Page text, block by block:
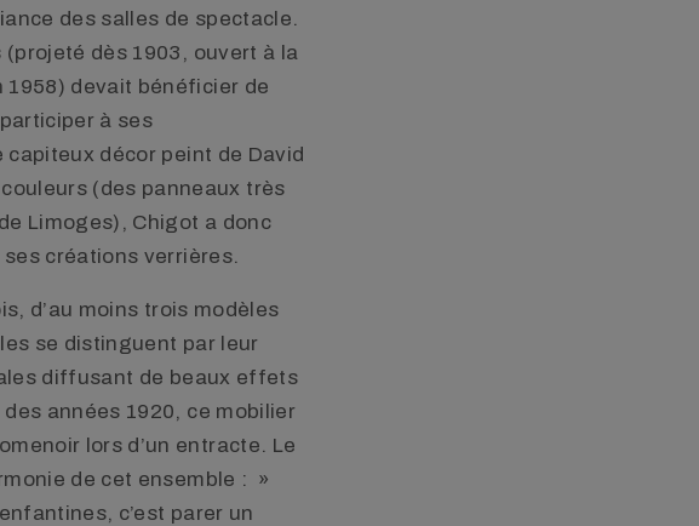
des salles de spectacle.
dès 1903, ouvert à la
1958) devait bénéficier de
à ses
décor peint de David
(des panneaux très
Limoges), Chigot a donc
créations verrières.
d’au moins trois modèles
se distinguent par leur
diffusant de beaux effets
années 1920, ce mobilier
lors d’un entracte. Le
de cet ensemble : »
c’est parer un